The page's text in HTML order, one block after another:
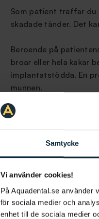
Samtycke
Vi använder cookies!
På Aquadental.se använder
för sociala medier och
enhet till de sociala medier
Som patient träffar du
skadade tänder. Det
Beroende på
broar eller hela käkar
implantatstödda. En
munnen.
Förutom att ersätta
protetik
En specialist inom